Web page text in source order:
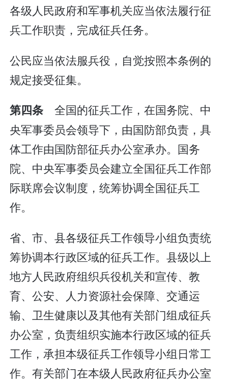
各级人民政府和军事机关应当依法履行征
兵工作职责，完成征兵任务。
公民应当依法服兵役，自觉按照本条例的
规定接受征集。
第四条 全国的征兵工作，在国务院、中
央军事委员会领导下，由国防部负责，具
体工作由国防部征兵办公室承办。国务
院、中央军事委员会建立全国征兵工作部
际联席会议制度，统筹协调全国征兵工
作。
省、市、县各级征兵工作领导小组负责统
筹协调本行政区域的征兵工作。县级以上
地方人民政府组织兵役机关和宣传、教
育、公安、人力资源社会保障、交通运
输、卫生健康以及其他有关部门组成征兵
办公室，负责组织实施本行政区域的征兵
工作，承担本级征兵工作领导小组日常工
作。有关部门在本级人民政府征兵办公室